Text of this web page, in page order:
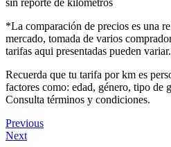
*La comparación de precios es una
mercado, tomada de varios
tarifas aqui presentadas pueden variar.
Recuerda que tu tarifa por km es
factores como: edad, género, tipo de
Consulta términos y condiciones.
Previous
Next